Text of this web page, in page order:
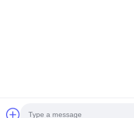
©2026- Wuxi Sylaith Special Steel Co.,